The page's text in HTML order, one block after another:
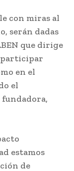
con miras al
serán dadas
que dirige
participar
en el
el
estamos
de